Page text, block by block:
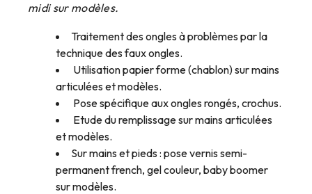
midi sur modèles.
Traitement des ongles à problèmes par la
technique des faux ongles.
Utilisation papier forme (chablon) sur mains
articulées et modèles.
Pose spécifique aux ongles rongés, crochus.
Etude du remplissage sur mains articulées
et modèles.
Sur mains et pieds : pose vernis semi-
permanent french, gel couleur, baby boomer
sur modèles.